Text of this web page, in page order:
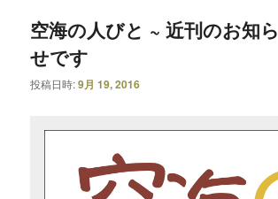
空海の人びと ~ 近刊のお知ら
せです
投稿日時:9月 19, 2016